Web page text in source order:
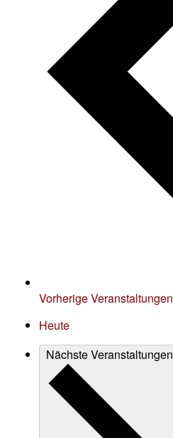
VorherigeVeranstaltungen
Heute
NächsteVeranstaltungen